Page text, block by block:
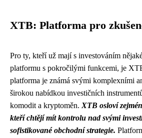
XTB: Platforma pro
Pro ty, kteří už mají s investováním
platformu s pokročilými funkcemi, je
platforma je známá svými komplexními
širokou nabídkou investičních
komodit a kryptoměn. XTB osloví
kteří chtějí mít kontrolu nad svými
sofistikované obchodní strategie.